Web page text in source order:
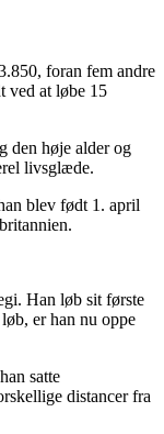
foran fem andre
ved at løbe 15
den høje alder og
livsglæde.
blev født 1. april
Han løb sit første
er han nu oppe
satte
distancer fra